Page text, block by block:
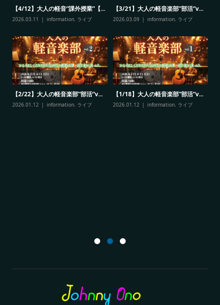
【4/12】大人の軽音”課外授業”【...
2026.03.11 information, ライブ
【3/21】大人の軽音楽部”部活”v...
2026.03.09 information, ライブ
【2/22】大人の軽音楽部”部活”v...
2026.01.12 information, ライブ
【1/18】大人の軽音楽部”部活”v...
2026.01.12 information, ライブ